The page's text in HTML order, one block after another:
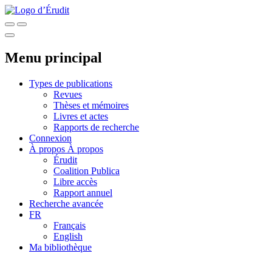
Menu principal
Types de publications
Revues
Thèses et mémoires
Livres et actes
Rapports de recherche
Connexion
À propos À propos
Érudit
Coalition Publica
Libre accès
Rapport annuel
Recherche avancée
FR
Français
English
Ma bibliothèque